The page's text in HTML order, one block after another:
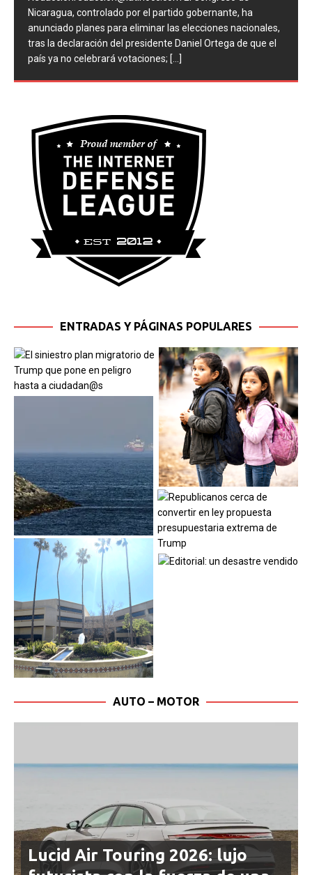
Redacciónredaccion@latinocc.com El Congreso de
Nicaragua, controlado por el partido gobernante, ha
anunciado planes para eliminar las elecciones nacionales,
tras la declaración del presidente Daniel Ortega de que el
país ya no celebrará votaciones; [...]
Lucid Air Touring 2026: lujo